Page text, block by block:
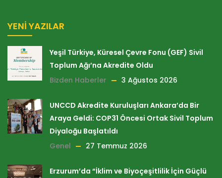
YENI YAZILAR
Yeşil Türkiye, Küresel Çevre Fonu (GEF) Sivil
Toplum Ağı’na Akredite Oldu
Bizden Haberler
3 Ağustos 2026
UNCCD Akredite Kuruluşları Ankara’da Bir
Araya Geldi: COP31 Öncesi Ortak Sivil Toplum
Diyaloğu Başlatıldı
Genel
27 Temmuz 2026
Erzurum’da “İklim ve Biyoçeşitlilik İçin Güçlü